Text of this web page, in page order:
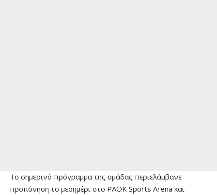
Το σημερινό πρόγραμμα της ομάδας περιελάμβανε
προπόνηση το μεσημέρι στο PAOK Sports Arena και